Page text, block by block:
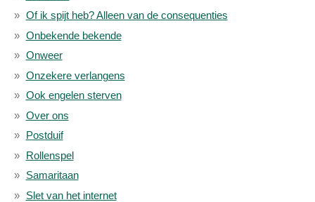
Of ik spijt heb? Alleen van de consequenties
Onbekende bekende
Onweer
Onzekere verlangens
Ook engelen sterven
Over ons
Postduif
Rollenspel
Samaritaan
Slet van het internet